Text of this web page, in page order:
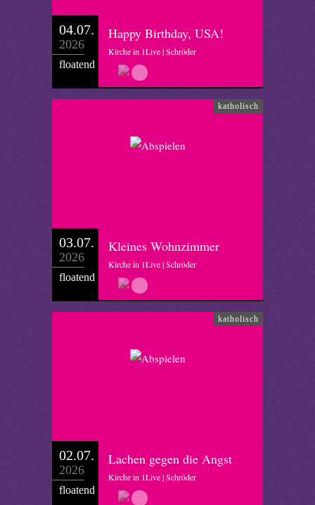
04.07.
2026
floatend
Happy Birthday, USA!
Kirche in 1Live | Schröder
katholisch
03.07.
2026
floatend
Kleines Wohnzimmer
Kirche in 1Live | Schröder
katholisch
02.07.
2026
floatend
Lachen gegen die Angst
Kirche in 1Live | Schröder